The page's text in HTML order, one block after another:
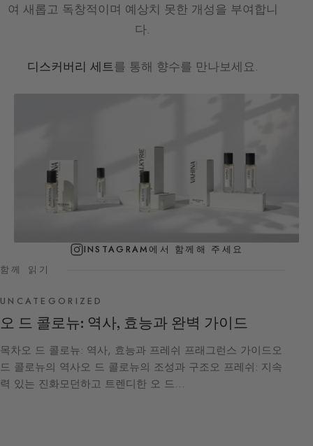
여 새롭고 독창적이며 예상치 못한 개성을 부여합니
다.
디스커버리 세트를 통해 향수를 만나보세요.
INSTAGRAM에서 함께해 주세요
함께 읽기
UNCATEGORIZED
오 드 콜로뉴: 역사, 효능과 완벽 가이드
목차오 드 콜로뉴: 역사, 효능과 프레쉬 프래그런스 가이드오
드 콜로뉴의 역사오 드 콜로뉴의 조성과 구조오 프레쉬: 지속
력 있는 진화모던하고 트렌디한 오 드…